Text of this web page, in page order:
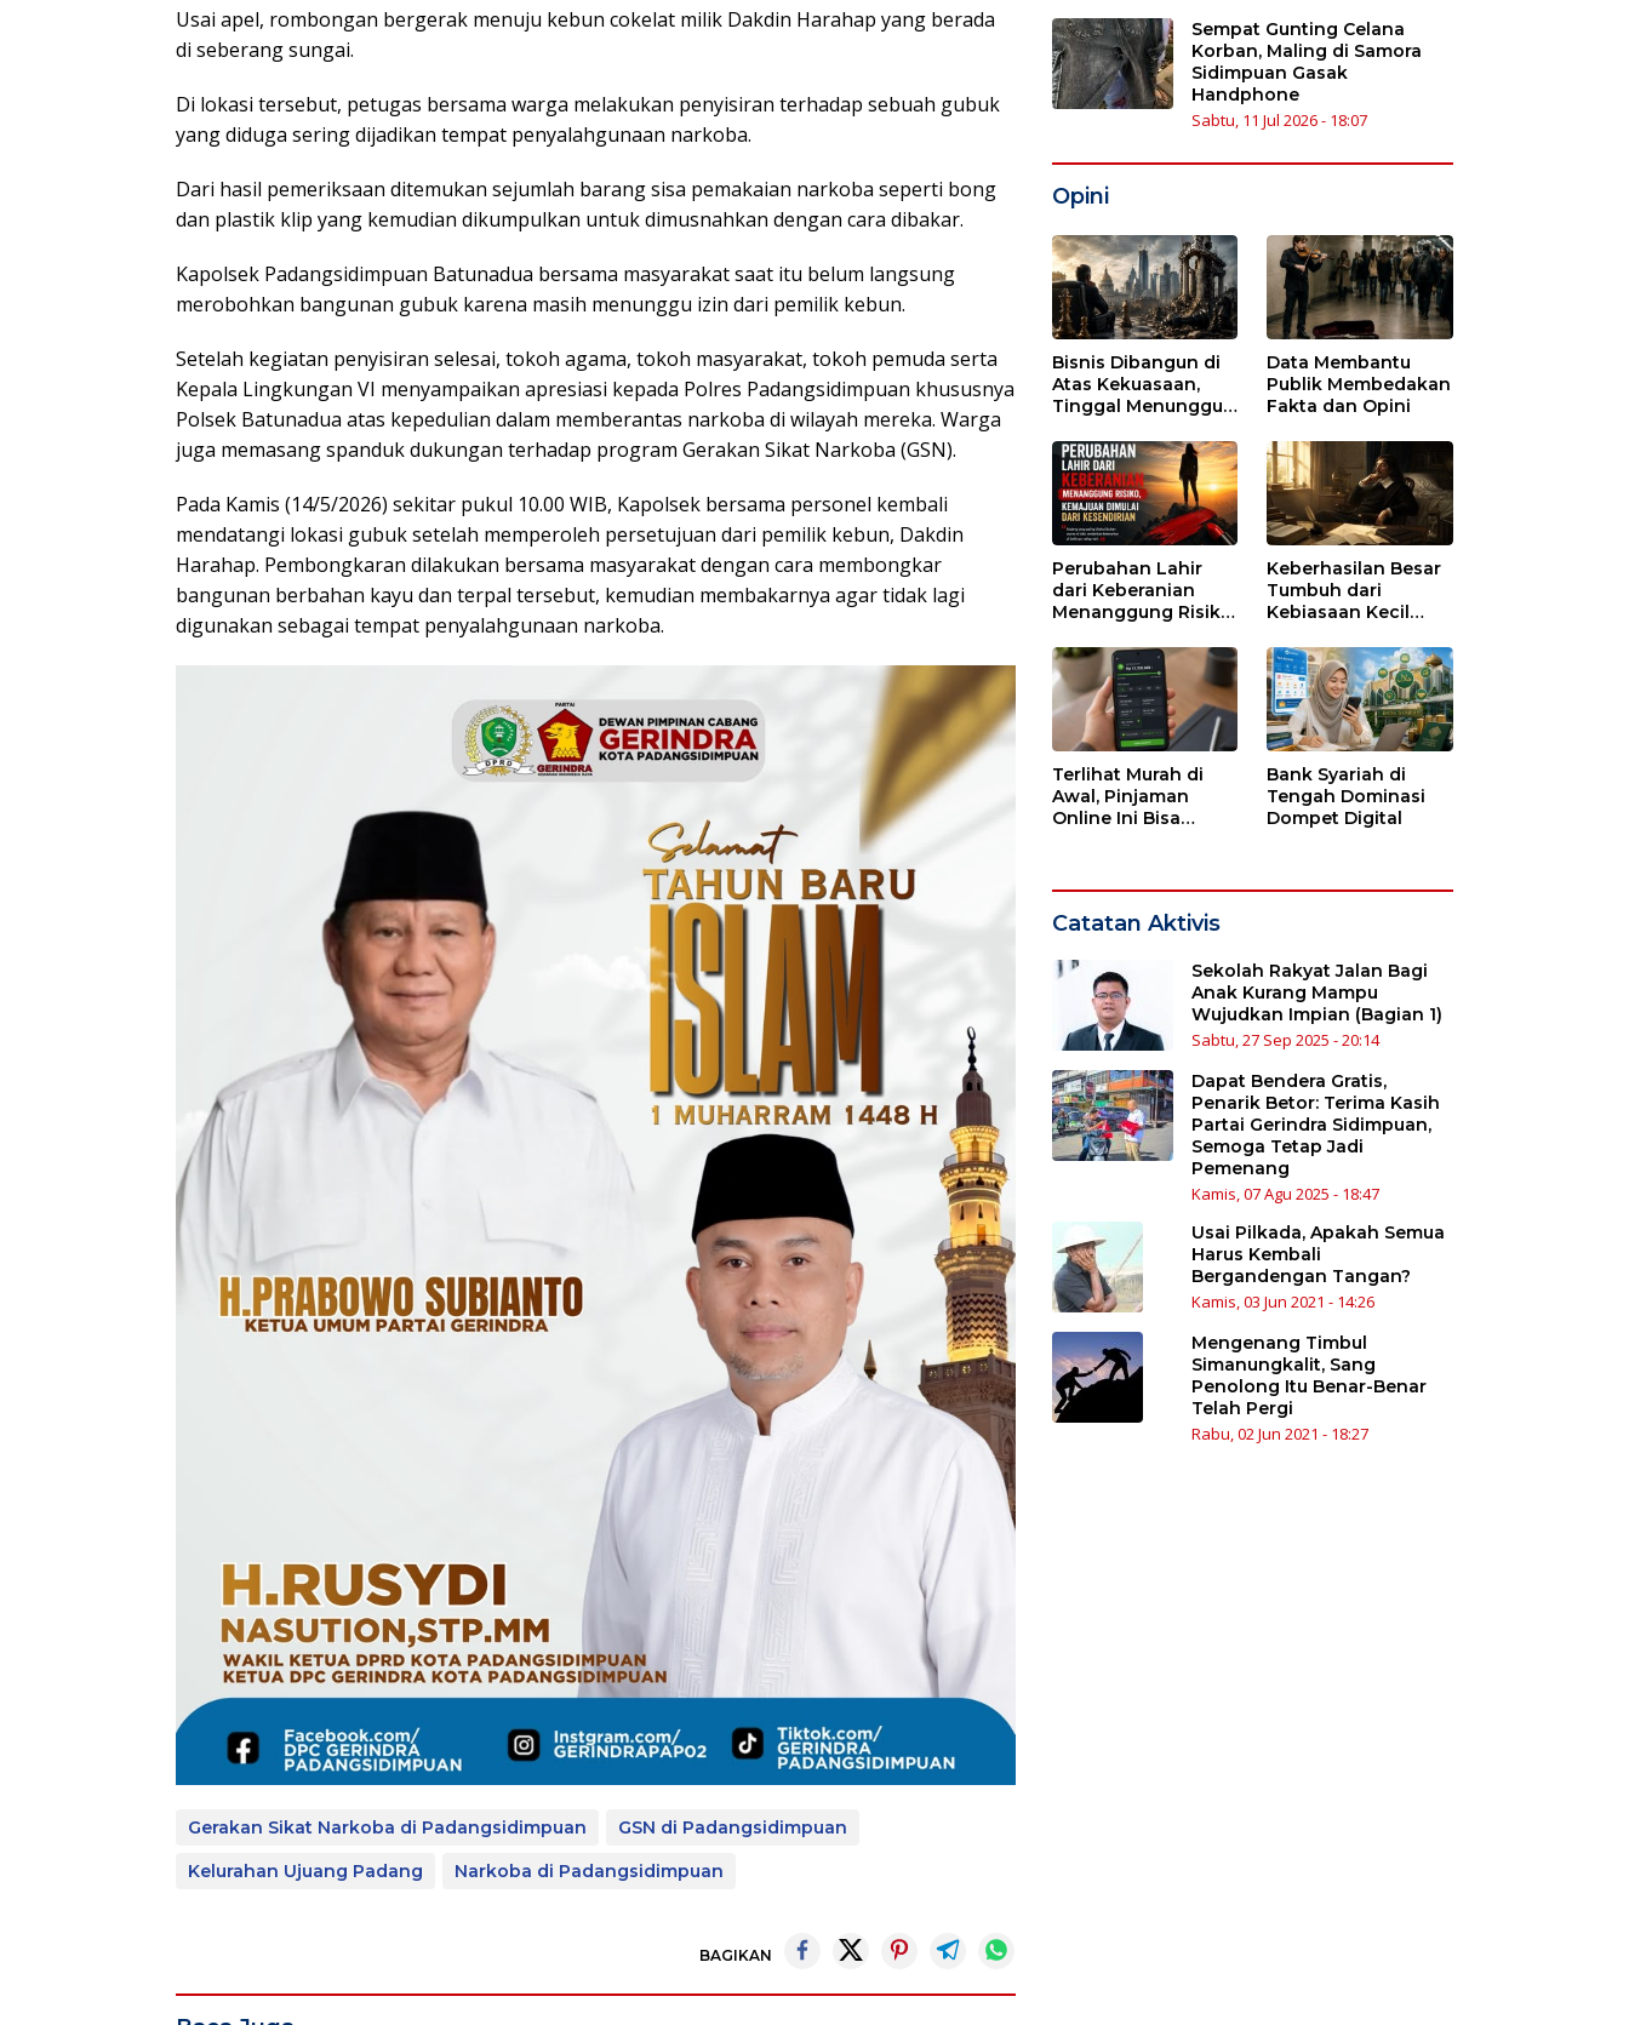
Usai apel, rombongan bergerak menuju kebun cokelat milik Dakdin Harahap yang berada
di seberang sungai.
Di lokasi tersebut, petugas bersama warga melakukan penyisiran terhadap sebuah gubuk
yang diduga sering dijadikan tempat penyalahgunaan narkoba.
Dari hasil pemeriksaan ditemukan sejumlah barang sisa pemakaian narkoba seperti bong
dan plastik klip yang kemudian dikumpulkan untuk dimusnahkan dengan cara dibakar.
Kapolsek Padangsidimpuan Batunadua bersama masyarakat saat itu belum langsung
merobohkan bangunan gubuk karena masih menunggu izin dari pemilik kebun.
Setelah kegiatan penyisiran selesai, tokoh agama, tokoh masyarakat, tokoh pemuda serta
Kepala Lingkungan VI menyampaikan apresiasi kepada Polres Padangsidimpuan khususnya
Polsek Batunadua atas kepedulian dalam memberantas narkoba di wilayah mereka. Warga
juga memasang spanduk dukungan terhadap program Gerakan Sikat Narkoba (GSN).
Pada Kamis (14/5/2026) sekitar pukul 10.00 WIB, Kapolsek bersama personel kembali
mendatangi lokasi gubuk setelah memperoleh persetujuan dari pemilik kebun, Dakdin
Harahap. Pembongkaran dilakukan bersama masyarakat dengan cara membongkar
bangunan berbahan kayu dan terpal tersebut, kemudian membakarnya agar tidak lagi
digunakan sebagai tempat penyalahgunaan narkoba.
Gerakan Sikat Narkoba di Padangsidimpuan
GSN di Padangsidimpuan
Kelurahan Ujuang Padang
Narkoba di Padangsidimpuan
BAGIKAN
Sempat Gunting Celana
Korban, Maling di Samora
Sidimpuan Gasak
Handphone
Sabtu, 11 Jul 2026 - 18:07
Opini
Bisnis Dibangun di
Atas Kekuasaan,
Tinggal Menunggu
Data Membantu
Publik Membedakan
Fakta dan Opini
Perubahan Lahir
dari Keberanian
Menanggung Risiko,
dari Kesendirian
Keberhasilan Besar
Tumbuh dari
Kebiasaan Kecil
dengan Sabar
Terlihat Murah di
Awal, Pinjaman
Online Ini Bisa
Bank Syariah di
Tengah Dominasi
Dompet Digital
Catatan Aktivis
Sekolah Rakyat Jalan Bagi
Anak Kurang Mampu
Wujudkan Impian (Bagian 1)
Sabtu, 27 Sep 2025 - 20:14
Dapat Bendera Gratis,
Penarik Betor: Terima Kasih
Partai Gerindra Sidimpuan,
Semoga Tetap Jadi
Pemenang
Kamis, 07 Agu 2025 - 18:47
Usai Pilkada, Apakah Semua
Harus Kembali
Bergandengan Tangan?
Kamis, 03 Jun 2021 - 14:26
Mengenang Timbul
Simanungkalit, Sang
Penolong Itu Benar-Benar
Telah Pergi
Rabu, 02 Jun 2021 - 18:27